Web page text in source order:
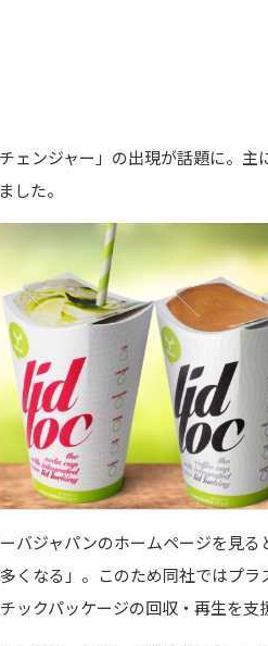
ェンジャー」の出現が話題に。
した。
バジャパンのホームページを見
くなる」。このため同社ではプ
ックパッケージの回収・再生を